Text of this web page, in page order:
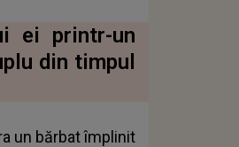
ei printr-un
din timpul
un bărbat împlinit